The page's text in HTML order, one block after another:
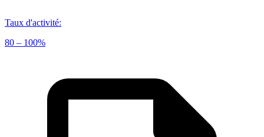
Taux d'activité:
80 – 100%